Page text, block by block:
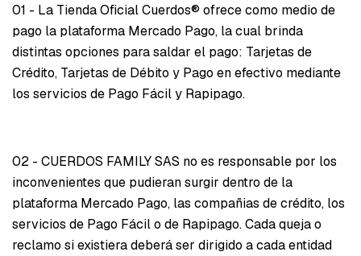
01 - La Tienda Oficial Cuerdos® ofrece como medio de
pago la plataforma Mercado Pago, la cual brinda
distintas opciones para saldar el pago: Tarjetas de
Crédito, Tarjetas de Débito y Pago en efectivo mediante
los servicios de Pago Fácil y Rapipago.
02 - CUERDOS FAMILY SAS no es responsable por los
inconvenientes que pudieran surgir dentro de la
plataforma Mercado Pago, las compañias de crédito, los
servicios de Pago Fácil o de Rapipago. Cada queja o
reclamo si existiera deberá ser dirigido a cada entidad